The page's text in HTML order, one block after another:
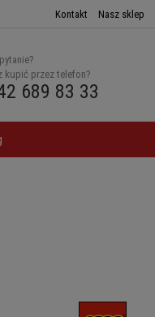
Kontakt Nasz sklep
kupić przez telefon?
689 83 33